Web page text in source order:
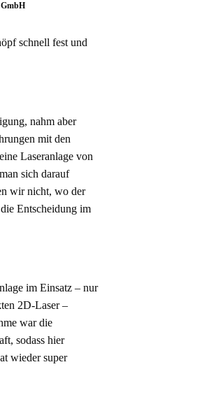
schnell fest und
nahm aber
mit den
Laseranlage von
sich darauf
wir nicht, wo der
Entscheidung im
im Einsatz – nur
2D-Laser –
war die
sodass hier
wieder super